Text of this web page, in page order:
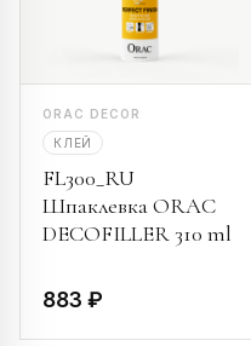
ORAC DECOR
КЛЕЙ
FL300_RU
Шпаклевка ORAC
DECOFILLER 310 ml
883 ₽